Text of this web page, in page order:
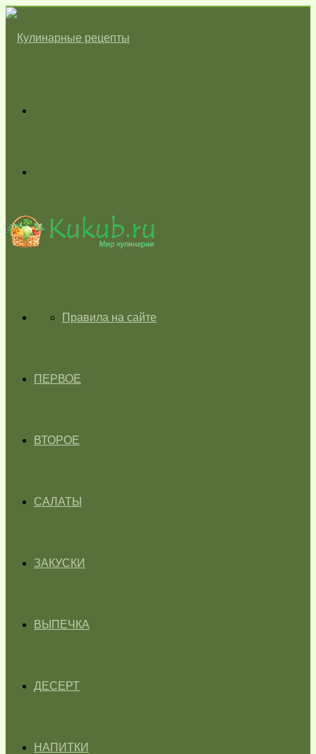
skin
ГЛАВНАЯПравила на сайте
ПЕРВОЕ
ВТОРОЕ
САЛАТЫ
ЗАКУСКИ
ВЫПЕЧКА
ДЕСЕРТ
НАПИТКИ